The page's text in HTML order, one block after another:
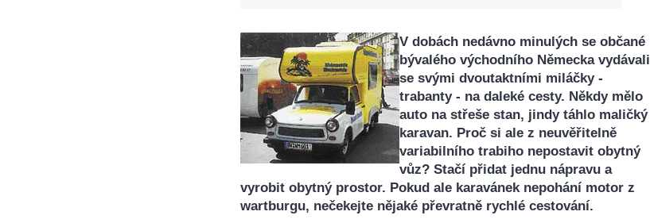
V dobách nedávno minulých se občané
bývalého východního Německa vydávali
se svými dvoutaktními miláčky -
trabanty - na daleké cesty. Někdy mělo
auto na střeše stan, jindy táhlo maličký
karavan. Proč si ale z neuvěřitelně
variabilního trabiho nepostavit obytný
vůz? Stačí přidat jednu nápravu a
vyrobit obytný prostor. Pokud ale karavánek nepohání motor z
wartburgu, nečekejte nějaké převratně rychlé cestování.